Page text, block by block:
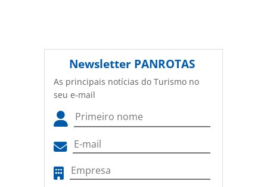
Newsletter PANROTAS
As principais notícias do Turismo no
seu e-mail